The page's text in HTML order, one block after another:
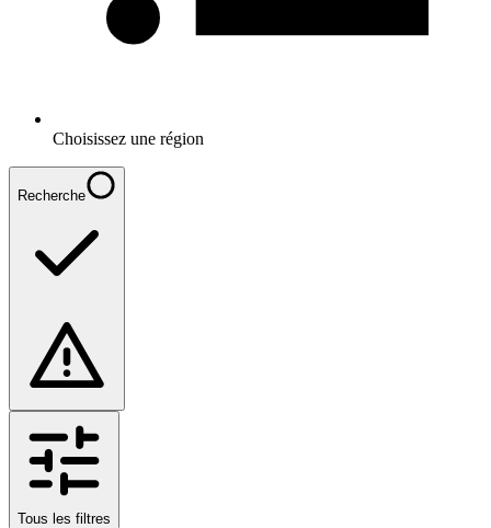
Choisissez une région
Recherche
Tous les filtres